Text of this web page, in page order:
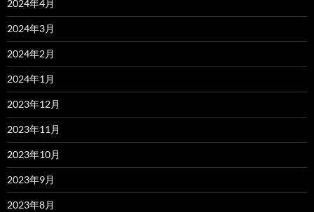
2024年4月
2024年3月
2024年2月
2024年1月
2023年12月
2023年11月
2023年10月
2023年9月
2023年8月